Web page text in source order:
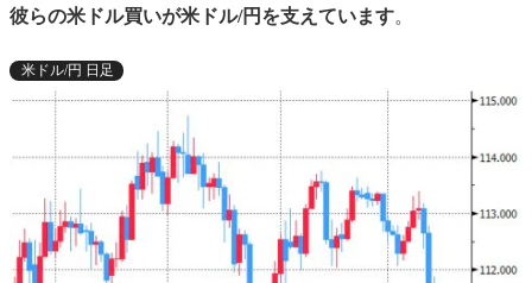
彼らの米ドル買いが米ドル/円を支えています。
米ドル/円 日足